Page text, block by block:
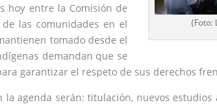
(Foto:
hoy entre la Comisión de
las comunidades en el
tomadodesde el
demandan que se
garantizar el respeto de sus derechos
la agenda serán: titulación, nuevos